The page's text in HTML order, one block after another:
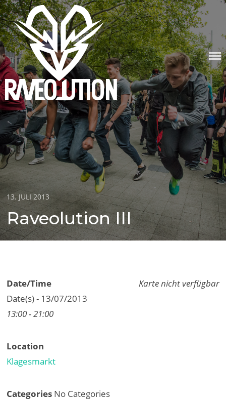
Skip
to
content
RAVEOLUTION
Posted
on
13. JULI 2013
Raveolution III
Karte nicht verfügbar
Date/Time
Date(s) - 13/07/2013
13:00 - 21:00
Location
Klagesmarkt
Categories No Categories